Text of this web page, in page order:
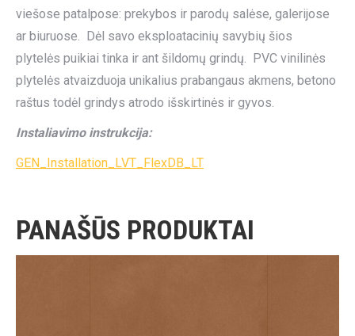
viešose patalpose: prekybos ir parodų salėse, galerijose
ar biuruose. Dėl savo eksploatacinių savybių šios
plytelės puikiai tinka ir ant šildomų grindų. PVC vinilinės
plytelės atvaizduoja unikalius prabangaus akmens, betono
raštus todėl grindys atrodo išskirtinės ir gyvos.
Instaliavimo instrukcija:
GEN_Installation_LVT_FlexDB_LT
PANAŠŪS PRODUKTAI